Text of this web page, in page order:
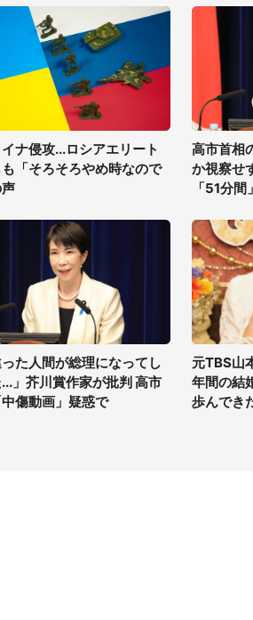
ナ侵攻...ロシアエリート
「そろそろやめ時なので
高市首相
か視察せ
「51分
った人間が総理になってし
...」芥川賞作家が批判 高市
傷動画」疑惑で
元TBS山
年間の結
歩んでき